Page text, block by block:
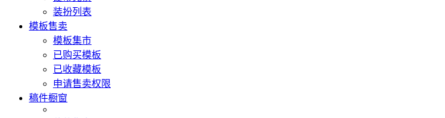
装扮列表
模板售卖
模板集市
已购买模板
已收藏模板
申请售卖权限
稿件橱窗